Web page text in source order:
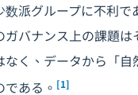
派グループに不利
ガバナンス上の課題
く、データから「
ある。 [1]